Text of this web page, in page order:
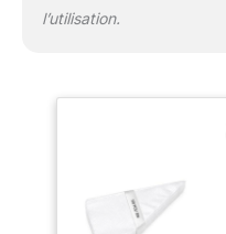
l’utilisation.